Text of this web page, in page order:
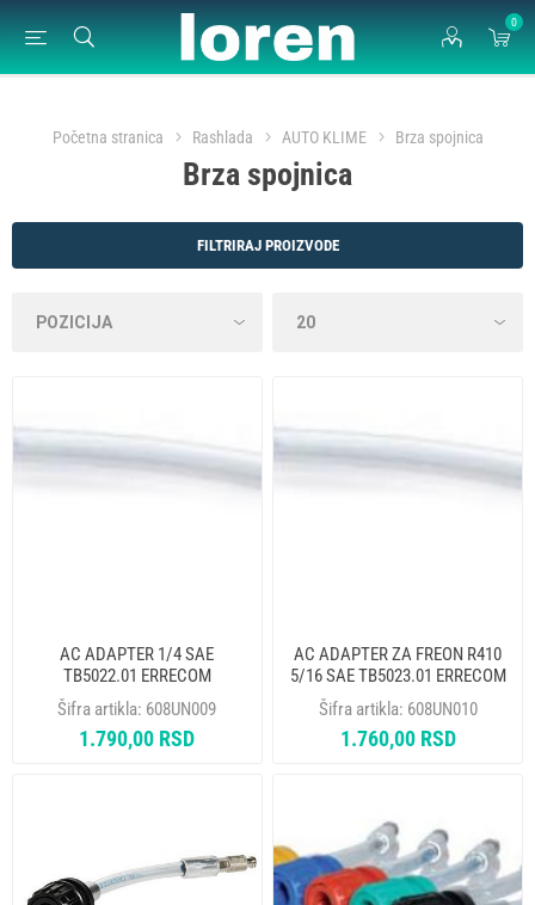
0
Početna stranica Rashlada AUTO KLIME Brza spojnica
Brza spojnica
FILTRIRAJ PROIZVODE
AC ADAPTER 1/4 SAE
TB5022.01 ERRECOM
Šifra artikla: 608UN009
1.790,00 RSD
AC ADAPTER ZA FREON R410
5/16 SAE TB5023.01 ERRECOM
Šifra artikla: 608UN010
1.760,00 RSD